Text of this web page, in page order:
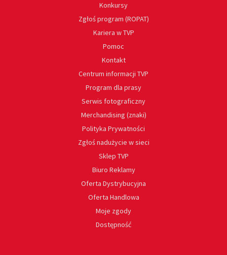
Konkursy
Zgłoś program (ROPAT)
Kariera w TVP
Pomoc
Kontakt
Centrum informacji TVP
Program dla prasy
Serwis fotograficzny
Merchandising (znaki)
Polityka Prywatności
Zgłoś nadużycie w sieci
Sklep TVP
Biuro Reklamy
Oferta Dystrybucyjna
Oferta Handlowa
Moje zgody
Dostępność